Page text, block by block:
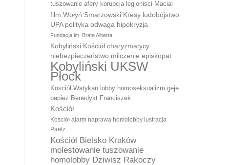
tuszowanie afery korupcja legionisci Macial
film Wołyń Smarzowski Kresy ludobójstwo
UPA polityka odwaga hipokryzja
Fundacja im. Brata Alberta
Kobyliński Kościół charyzmatycy
niebezpieczeństwo milczenie episkopat
Kobyliński UKSW
Płock
Kosciół Watykan lobby homoseksualizm geje
papież Benedykt Franciszek
Kościół
Kościół alarm naprawa homolobby lustracja
Paetz
Kościół Bielsko Kraków
molestowanie tuszowanie
homolobby Dziwisz Rakoczy